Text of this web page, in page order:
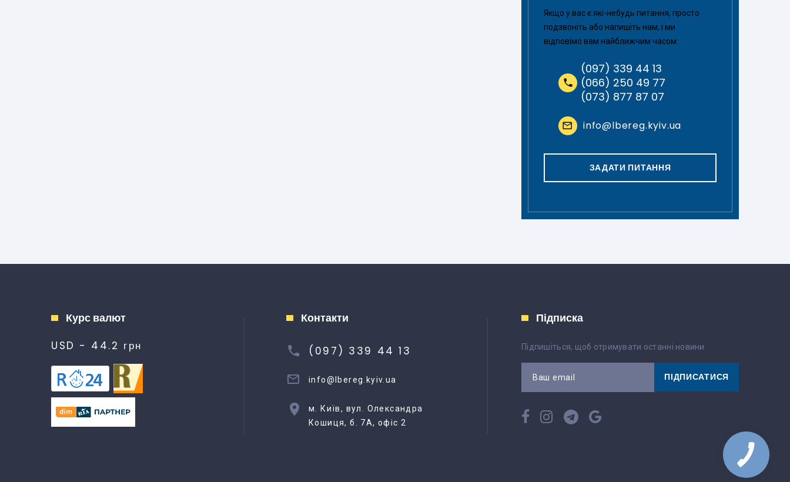
Якщо у вас є які-небудь питання, просто
подзвоніть або напишіть нам, і ми
відповімо вам найближчим часом.
(097) 339 44 13
(066) 250 49 77
(073) 877 87 07
info@lbereg.kyiv.ua
ЗАДАТИ ПИТАННЯ
Курс валют
USD - 44.2 грн
Контакти
(097) 339 44 13
info@lbereg.kyiv.ua
м. Київ, вул. Олександра
Кошиця, б. 7А, офіс 2
Підписка
Підпишіться, щоб отримувати останні новини
Ваш email ПІДПИСАТИСЯ